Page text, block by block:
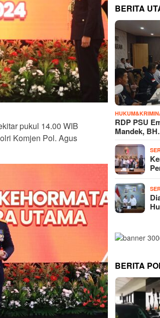
pukul 14.00 WIB
Komjen Pol. Agus
BERITA
RDP PSU
Mandek,
BERITA